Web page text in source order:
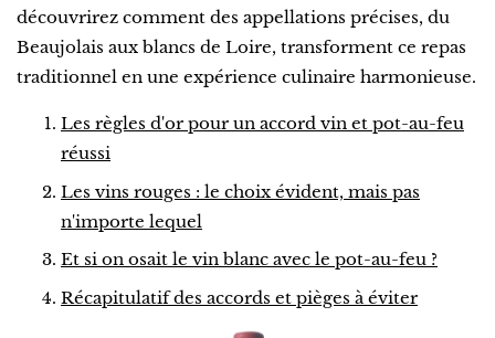
découvrirez comment des appellations précises, du
Beaujolais aux blancs de Loire, transforment ce repas
traditionnel en une expérience culinaire harmonieuse.
Les règles d'or pour un accord vin et pot-au-feu
réussi
Les vins rouges : le choix évident, mais pas
n'importe lequel
Et si on osait le vin blanc avec le pot-au-feu ?
Récapitulatif des accords et pièges à éviter